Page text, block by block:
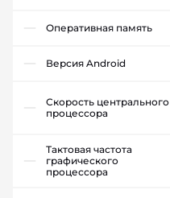
Оперативная память
Версия Android
Скорость центрального
процессора
Тактовая частота
графического
процессора